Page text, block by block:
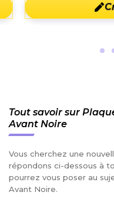
Tout savoir sur
Avant Noire
Vous cherchez une
répondons ci-dessous à
pourrez vous poser au
Avant Noire.